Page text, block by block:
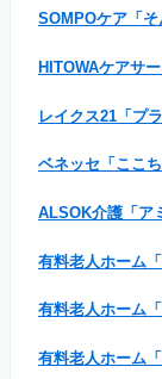
SOMPOケア「そ
HITOWAケアサ
レイクス21「プ
ベネッセ「ここち
ALSOK介護「ア
有料老人ホーム
有料老人ホーム
有料老人ホーム「